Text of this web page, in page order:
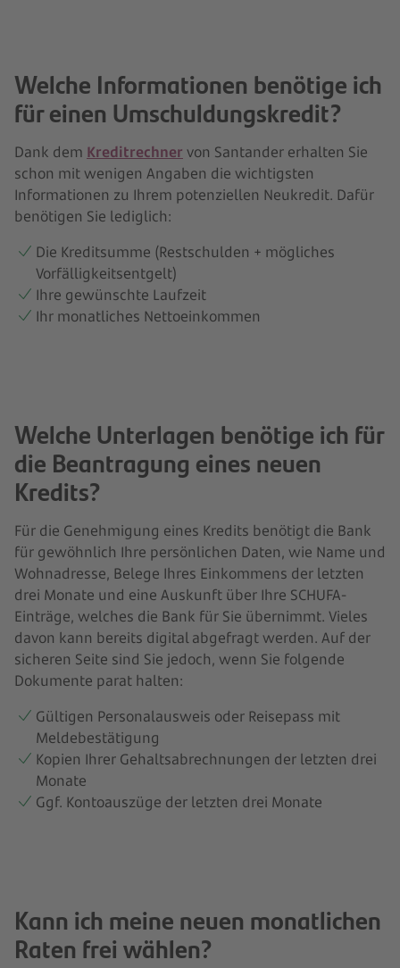
Welche Informationen benötige ich
für einen Umschuldungskredit?
Dank dem Kreditrechner von Santander erhalten Sie
schon mit wenigen Angaben die wichtigsten
Informationen zu Ihrem potenziellen Neukredit. Dafür
benötigen Sie lediglich:
Die Kreditsumme (Restschulden + mögliches
Vorfälligkeitsentgelt)
Ihre gewünschte Laufzeit
Ihr monatliches Nettoeinkommen
Welche Unterlagen benötige ich für
die Beantragung eines neuen
Kredits?
Für die Genehmigung eines Kredits benötigt die Bank
für gewöhnlich Ihre persönlichen Daten, wie Name und
Wohnadresse, Belege Ihres Einkommens der letzten
drei Monate und eine Auskunft über Ihre SCHUFA-
Einträge, welches die Bank für Sie übernimmt. Vieles
davon kann bereits digital abgefragt werden. Auf der
sicheren Seite sind Sie jedoch, wenn Sie folgende
Dokumente parat halten:
Gültigen Personalausweis oder Reisepass mit
Meldebestätigung
Kopien Ihrer Gehaltsabrechnungen der letzten drei
Monate
Ggf. Kontoauszüge der letzten drei Monate
Kann ich meine neuen monatlichen
Raten frei wählen?